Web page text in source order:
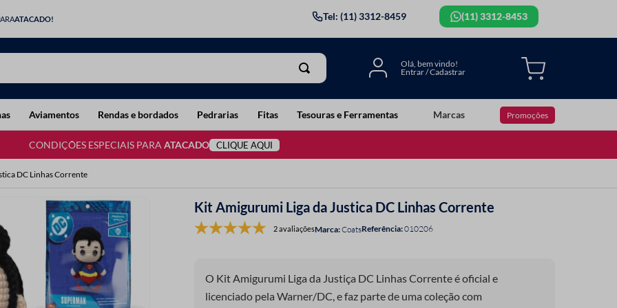
ATACADO! Tel: (11) 3312-8459 (11) 3312-8453
Aviamentos Rendas e bordados Pedrarias Fitas Tesouras e Ferramentas Marcas Promoções
CONDIÇÕES ESPECIAIS PARA ATACADO CLIQUE AQUI
DC Linhas Corrente
Kit Amigurumi Liga da Justica DC Linhas Corrente
2 avaliações CoatsReferência:010206
O Kit Amigurumi Liga da Justiça DC Linhas Corrente é oficial e
licenciado pela Warner/DC, e faz parte de uma coleção com